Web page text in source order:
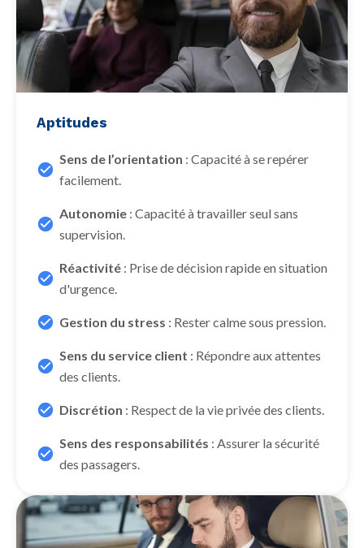
Aptitudes
Sens de l’orientation : Capacité à se repérer
facilement.
Autonomie: Capacité à travailler seul sans
supervision.
Réactivité: Prise de décision rapide en situation
d'urgence.
Gestion du stress : Rester calme sous pression.
Sens du service client : Répondre aux attentes
des clients.
Discrétion : Respect de la vie privée des clients.
Sens des responsabilités : Assurer la sécurité
des passagers.